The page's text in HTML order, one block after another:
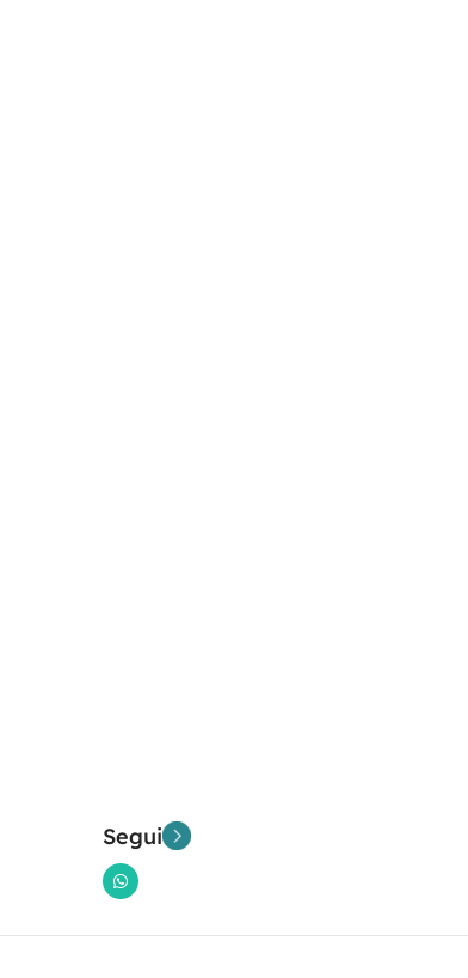
Segui